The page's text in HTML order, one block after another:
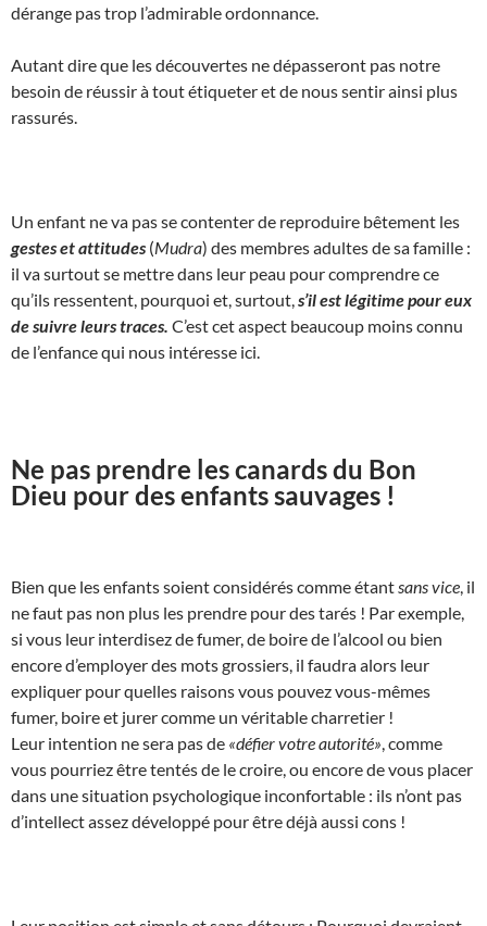
dérange pas trop l’admirable ordonnance.
Autant dire que les découvertes ne dépasseront pas notre
besoin de réussir à tout étiqueter et de nous sentir ainsi plus
rassurés.
Un enfant ne va pas se contenter de reproduire bêtement les
gestes et attitudes (Mudra) des membres adultes de sa famille :
il va surtout se mettre dans leur peau pour comprendre ce
qu’ils ressentent, pourquoi et, surtout, s’il est légitime pour eux
de suivre leurs traces. C’est cet aspect beaucoup moins connu
de l’enfance qui nous intéresse ici.
Ne pas prendre les canards du Bon
Dieu pour des enfants sauvages !
Bien que les enfants soient considérés comme étant sans vice , il
ne faut pas non plus les prendre pour des tarés ! Par exemple,
si vous leur interdisez de fumer, de boire de l’alcool ou bien
encore d’employer des mots grossiers, il faudra alors leur
expliquer pour quelles raisons vous pouvez vous-mêmes
fumer, boire et jurer comme un véritable charretier !
Leur intention ne sera pas de «défier votre autorité» , comme
vous pourriez être tentés de le croire, ou encore de vous placer
dans une situation psychologique inconfortable : ils n’ont pas
d’intellect assez développé pour être déjà aussi cons !